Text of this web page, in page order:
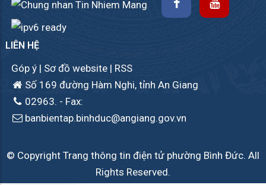
LIÊN HỆ
Góp ý | Sơ đồ website | RSS
Số 169 đường Hàm Nghi, tỉnh An Giang
02963. - Fax:
banbientap.binhduc@angiang.gov.vn
© Copyright Trang thông tin điện tử phường Bình Đức. All
Rights Reserved.